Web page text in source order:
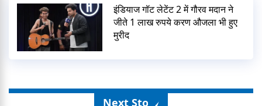
इंडियाज गॉट लेटेंट 2 में गौरव मदान ने
जीते 1 लाख रुपये करण औजला भी हुए
मुरीद
Next Story